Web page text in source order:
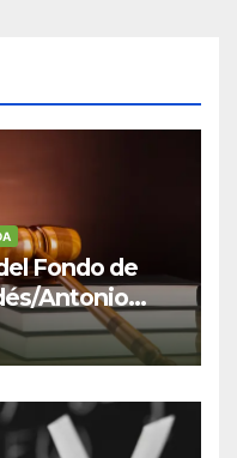
Fondo de
Antonio
de